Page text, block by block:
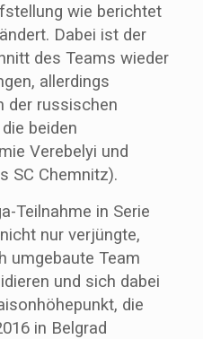
wie berichtet
Dabei ist der
des Teams wieder
allerdings
der russischen
beiden
Verebelyi und
SC Chemnitz).
Teilnahme in Serie
nur verjüngte,
umgebaute Team
und sich dabei
die
in Belgrad